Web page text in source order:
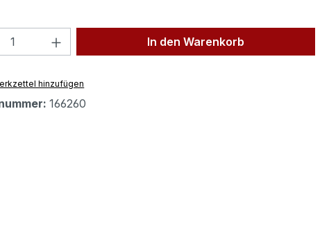
Anzahl: Gib den gewünschten Wert
In den Warenkorb
hinzufügen
166260